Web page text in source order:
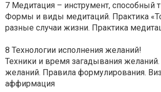
7 Медитация – инструмент, способный
Формы и виды медитаций. Практика
разные случаи жизни. Практика
8 Технологии исполнения желаний!
Техники и время загадывания
желаний. Правила формулирования.
аффирмация